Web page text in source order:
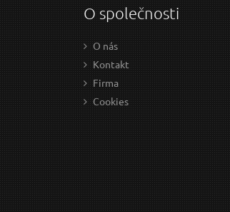
Odeslat dotaz
O společnosti
O nás
Kontakt
Firma
Cookies